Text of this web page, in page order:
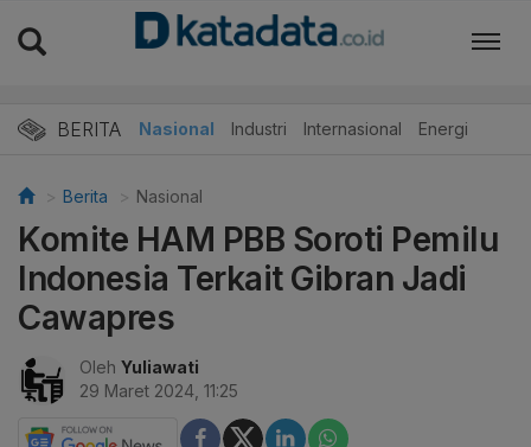
BERITA Nasional Industri Internasional Energi
Berita Nasional
Komite HAM PBB Soroti Pemilu
Indonesia Terkait Gibran Jadi
Cawapres
Oleh Yuliawati
29 Maret 2024, 11:25